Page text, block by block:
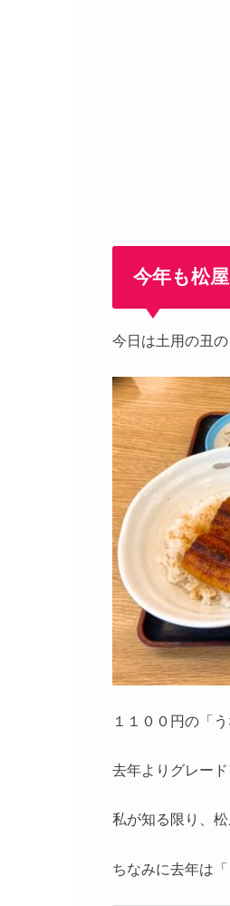
今年も松
今日は土用の丑
１１００円の「
去年よりグレー
私が知る限り、
ちなみに去年は